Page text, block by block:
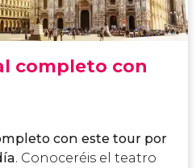
completo con
con este tour por
. Conoceréis el teatro